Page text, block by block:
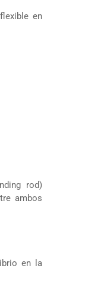
en
rod)
ambos
en la